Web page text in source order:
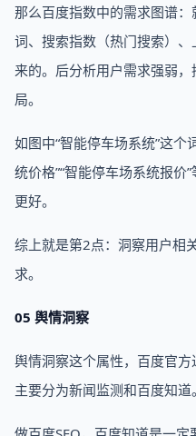
那么百度指数中的需求图谱
词、搜索指数（热门搜索）
来的。后分析用户需求强弱
局。
如图中“智能停车场系统”这个
统价格”“智能停车场系统报价
更好。
综上就是第2点：洞察用户相
求。
05 舆情洞察
舆情洞察这个属性，百度官
主要分为新闻监测和百度知道。